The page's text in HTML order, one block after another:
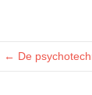
← De